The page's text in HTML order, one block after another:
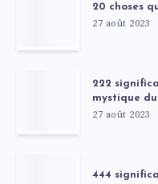
20 choses
27 août 2023
222
mystique
27 août 2023
444